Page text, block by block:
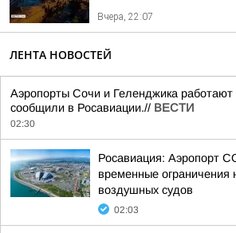
Вчера, 22:07
ЛЕНТА НОВОСТЕЙ
Аэропорты Сочи и Геленджика
сообщили в Росавиации.// ВЕСТИ
02:30
Росавиация:
временные ограничения
воздушных судов
02:03